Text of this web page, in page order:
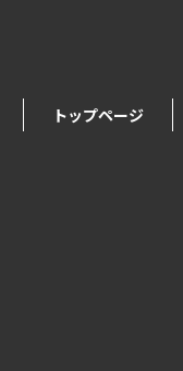
トップページ